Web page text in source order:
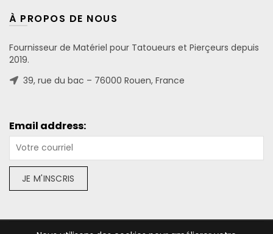
À PROPOS DE NOUS
Fournisseur de Matériel pour Tatoueurs et Pierçeurs depuis
2019.
39, rue du bac – 76000 Rouen, France
Email address: